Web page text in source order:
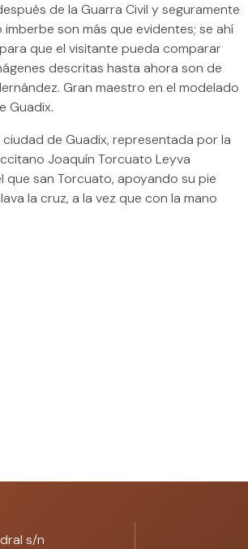
de la Guarra Civil y seguramente
son más que evidentes; se ahí
que el visitante pueda comparar
descritas hasta ahora son de
Gran maestro en el modelado
Guadix.
de Guadix, representada por la
Joaquín Torcuato Leyva
que san Torcuato, apoyando su pie
la cruz, a la vez que con la mano
s/n